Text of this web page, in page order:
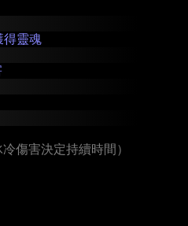
得靈魂
傷害決定持續時間）